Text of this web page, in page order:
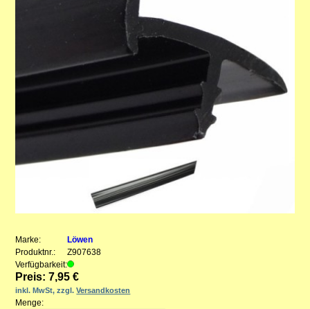
Marke:
Löwen
Produktnr.:
Z907638
Verfügbarkeit:
Preis: 7,95 €
inkl. MwSt, zzgl.Versandkosten
Menge: